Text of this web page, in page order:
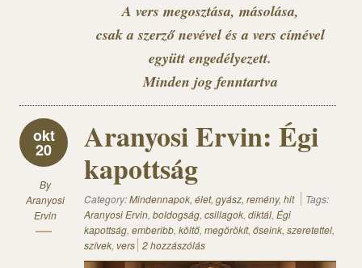
A vers megosztása, másolása,
csak a szerző nevével és a vers címével
együtt engedélyezett.
Minden jog fenntartva
okt
20
By
Aranyosi
Ervin
Aranyosi Ervin: Égi
kapottság
Category:Mindennapok, élet, gyász, remény, hit
Tags:
Aranyosi Ervin, boldogság, csillagok, diktál, Égi
kapottság, emberibb, költő, megörökít, őseink, szeretettel,
szívek, vers 2 hozzászólás